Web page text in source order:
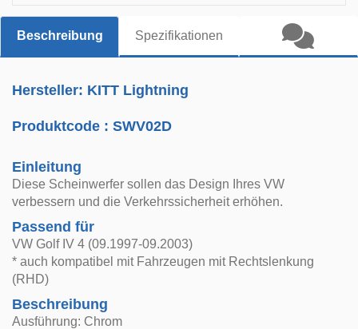
Beschreibung Spezifikationen
Hersteller: KITT Lightning
Produktcode :SWV02D
Einleitung
Diese Scheinwerfer sollen das Design Ihres VW
verbessern und die Verkehrssicherheit erhöhen.
Passend für
VW Golf IV 4 (09.1997-09.2003)
* auch kompatibel mit Fahrzeugen mit Rechtslenkung
(RHD)
Beschreibung
Ausführung: Chrom